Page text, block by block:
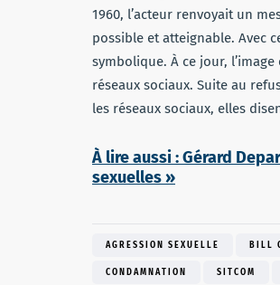
1960, l’acteur renvoyait un
possible et atteignable. Avec
symbolique. À ce jour,
réseaux sociaux. Suite au
les réseaux sociaux, elles
À lire aussi : Gérard
sexuelles »
AGRESSION SEXUELLE BILL
CONDAMNATION SITCOM